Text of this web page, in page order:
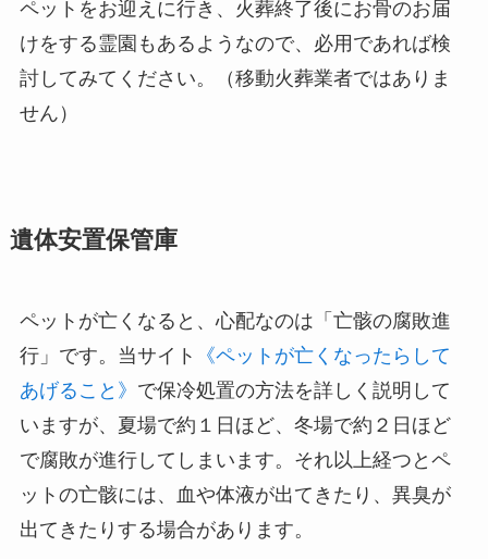
ペットをお迎えに行き、火葬終了後にお骨のお届
けをする霊園もあるようなので、必用であれば検
討してみてください。（移動火葬業者ではありま
せん）
遺体安置保管庫
ペットが亡くなると、心配なのは「亡骸の腐敗進
行」です。当サイト
《ペットが亡くなったらして
あげること》 で保冷処置の方法を詳しく説明して
いますが、夏場で約１日ほど、冬場で約２日ほど
で腐敗が進行してしまいます。それ以上経つとペ
ットの亡骸には、血や体液が出てきたり、異臭が
出てきたりする場合があります。